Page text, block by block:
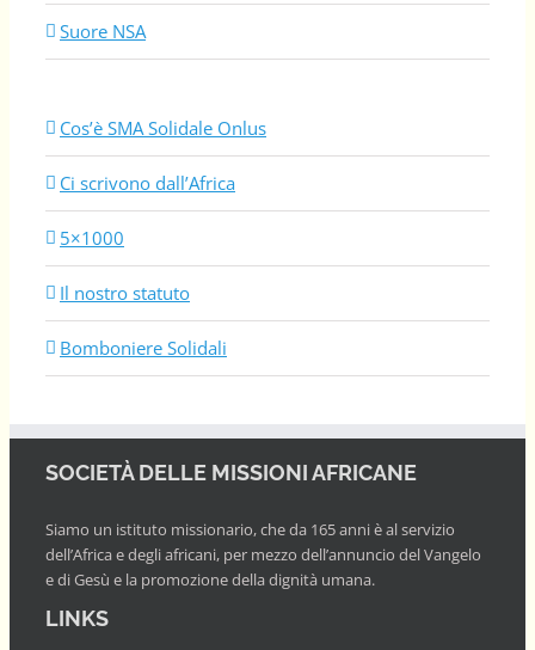
Suore NSA
Cos’è SMA Solidale Onlus
Ci scrivono dall’Africa
5×1000
Il nostro statuto
Bomboniere Solidali
SOCIETÀ DELLE MISSIONI AFRICANE
Siamo un istituto missionario, che da 165 anni è al servizio
dell’Africa e degli africani, per mezzo dell’annuncio del Vangelo
e di Gesù e la promozione della dignità umana.
LINKS